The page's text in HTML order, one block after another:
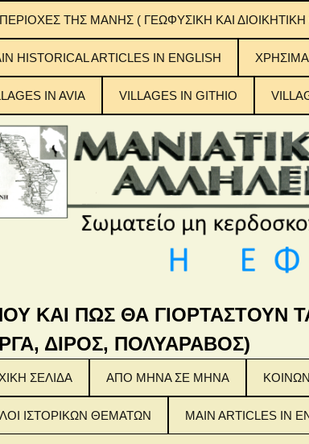
ΤΗΣ ΜΑΝΗΣ ( ΓΕΩΦΥΣΙΚΗ ΚΑΙ
ΜΑΝΗ
ΜΑΝΗ
ΜΑΝΗ
ΗISTORICAL ARTICLES IN ENGLISH
IN AVIA VILLAGES IN GITHIO
ΚΑΙ ΠΩΣ ΘΑ ΓΙΟΡΤΑΣΤΟΥΝ
ΔΙΡΟΣ, ΠΟΛΥΑΡΑΒΟΣ)
ΣΕΛΙΔΑ ΑΠΟ ΜΗΝΑ ΣΕ ΜΗΝΑ
ΙΣΤΟΡΙΚΩΝ ΘΕΜΑΤΩΝ MAIN ARTICLES IN